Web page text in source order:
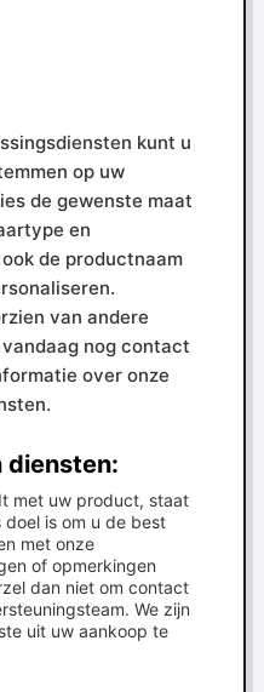
kunt u
op uw
de gewenste maat
en
de productnaam
van andere
nog contact
over onze
diensten:
met uw product, staat
doel is om u de best
met onze
of opmerkingen
dan niet om contact
We zijn
uit uw aankoop te